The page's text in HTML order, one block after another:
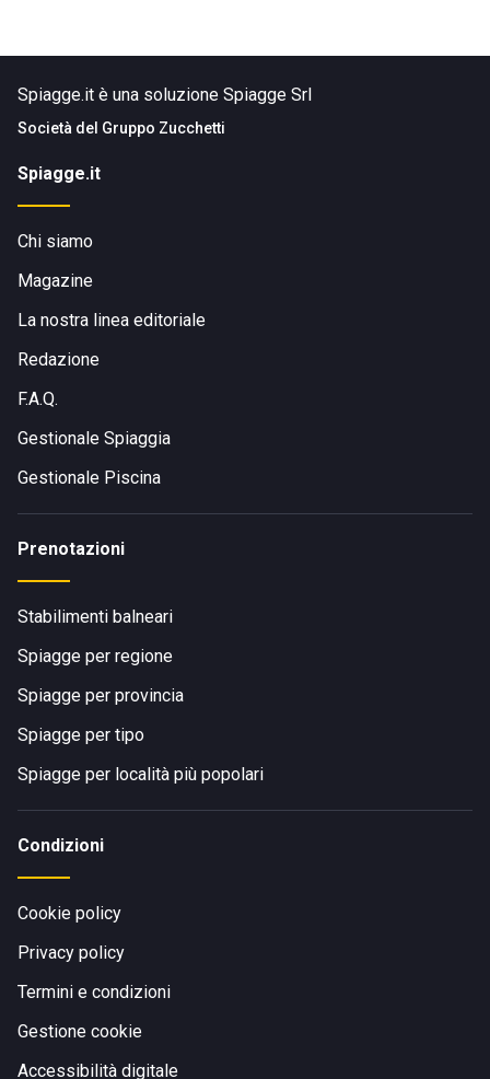
Spiagge.it è una soluzione Spiagge Srl
Società del Gruppo Zucchetti
Spiagge.it
Chi siamo
Magazine
La nostra linea editoriale
Redazione
F.A.Q.
Gestionale Spiaggia
Gestionale Piscina
Prenotazioni
Stabilimenti balneari
Spiagge per regione
Spiagge per provincia
Spiagge per tipo
Spiagge per località più popolari
Condizioni
Cookie policy
Privacy policy
Termini e condizioni
Gestione cookie
Accessibilità digitale